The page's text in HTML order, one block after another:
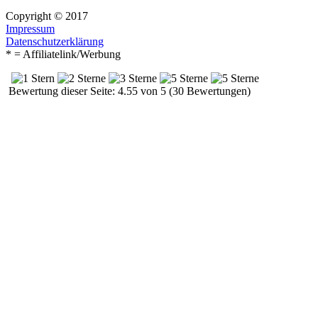
Copyright © 2017
Impressum
Datenschutzerklärung
* = Affiliatelink/Werbung
Bewertung dieser Seite: 4.55 von 5 (30 Bewertungen)